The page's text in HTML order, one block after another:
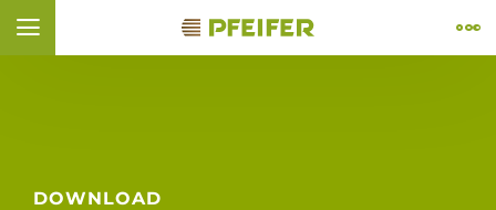
Vai al contenuto ( Control + Option+ 1)
Vai al piè di pagina ( Control + Option+ 2)
Vai alla navigazione ( Control + Option
Vai alla ricerca ( Control + Option+ 4)
Apri il widget di accessibilità (Control + Option
Vai alla dichiarazione di accessibilità (Control + Option
DOWNLOAD